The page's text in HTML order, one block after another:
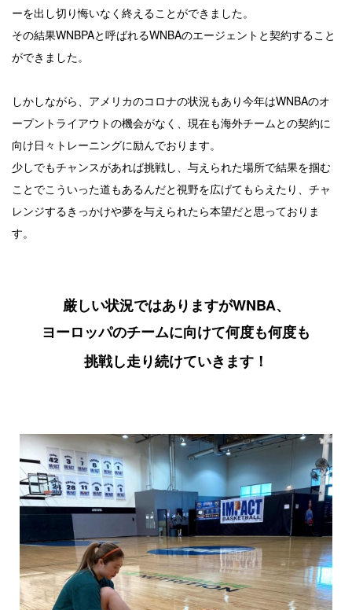
ーを出し切り悔いなく終えることができました。
その結果WNBPAと呼ばれるWNBAのエージェントと契約すること
ができました。
しかしながら、アメリカのコロナの状況もあり今年はWNBAのオ
ープントライアウトの機会がなく、現在も海外チームとの契約に
向け日々トレーニングに励んでおります。
少しでもチャンスがあれば挑戦し、与えられた場所で結果を掴む
ことでこういった道もあるんだと視野を広げてもらえたり、チャ
レンジするきっかけや夢を与えられたら本望だと思っておりま
す。
厳しい状況ではありますがWNBA、
ヨーロッパのチームに向けて何度も何度も
挑戦し走り続けていきます！